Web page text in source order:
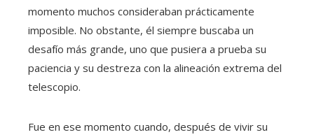
momento muchos consideraban prácticamente
imposible. No obstante, él siempre buscaba un
desafío más grande, uno que pusiera a prueba su
paciencia y su destreza con la alineación extrema del
telescopio.
Fue en ese momento cuando, después de vivir su